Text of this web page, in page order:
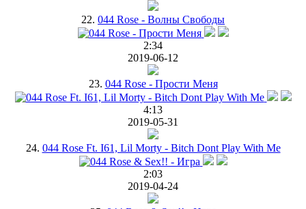
22. 044 Rose - Волны Свободы
2:34
2019-06-12
23. 044 Rose - Прости Меня
4:13
2019-05-31
24. 044 Rose Ft. I61, Lil Morty - Bitch Dont Play With Me
2:03
2019-04-24